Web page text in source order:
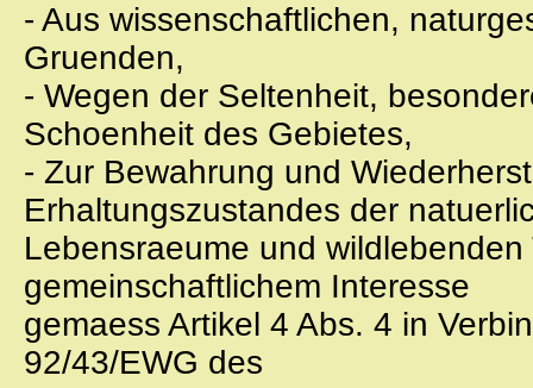
- Aus wissenschaftlichen,
Gruenden,
- Wegen der Seltenheit,
Schoenheit des Gebietes,
- Zur Bewahrung und
Erhaltungszustandes der
Lebensraeume und
gemeinschaftlichem Interesse
gemaess Artikel 4 Abs. 4 in
92/43/EWG des